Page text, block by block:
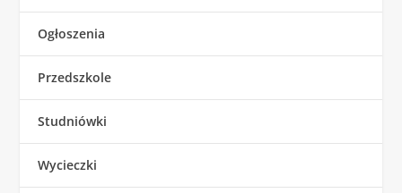
Ogłoszenia
Przedszkole
Studniówki
Wycieczki